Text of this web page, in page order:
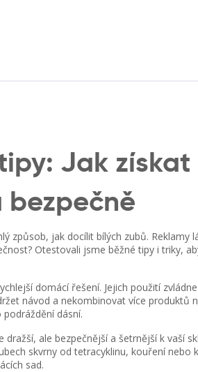
Jak získat
bezpečně
způsob, jak docílit bílých zubů.
Otestovali jsme běžné tipy i triky,
domácí řešení. Jejich použití
návod a nekombinovat více produktů
dásní.
dražší, ale bezpečnější a šetrnější k vaší
skvrny od tetracyklinu, kouření nebo
sad.